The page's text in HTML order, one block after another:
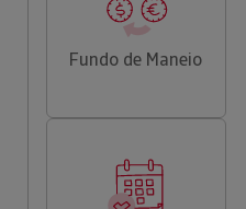
Fundo de Maneio